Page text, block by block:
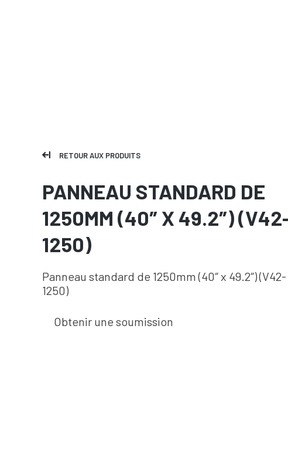
RETOUR AUX PRODUITS
PANNEAU STANDARD DE
1250MM (40″ X 49.2″)
1250)
Panneau standard de 1250mm (40″ x 49.2″) (V42-
1250)
Obtenir une soumission